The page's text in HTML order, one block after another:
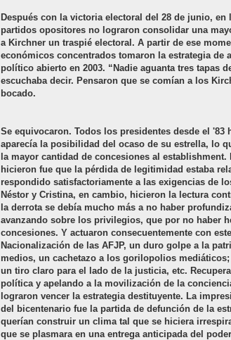
Después con la victoria electoral del 28 de junio,
partidos opositores no lograron consolidar una
a Kirchner un traspié electoral. A partir de ese
económicos concentrados tomaron la estrategia de
político abierto en 2003. “Nadie aguanta tres tapas
escuchaba decir. Pensaron que se comían a los
bocado.
Se equivocaron. Todos los presidentes desde el '83
aparecía la posibilidad del ocaso de su estrella, lo
la mayor cantidad de concesiones al establishment.
hicieron fue que la pérdida de legitimidad estaba
respondido satisfactoriamente a las exigencias de
Néstor y Cristina, en cambio, hicieron la lectura
la derrota se debía mucho más a no haber
avanzando sobre los privilegios, que por no haber
concesiones. Y actuaron consecuentemente con
Nacionalización de las AFJP, un duro golpe a la
medios, un cachetazo a los gorilopolios
un tiro claro para el lado de la justicia, etc.
política y apelando a la movilización de la
lograron vencer la estrategia destituyente. La
del bicentenario fue la partida de defunción de la
querían construir un clima tal que se hiciera
que se plasmara en una entrega anticipada del